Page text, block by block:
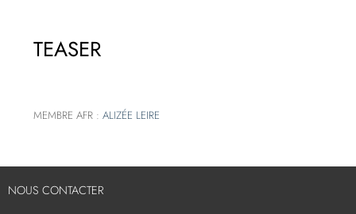
TEASER
MEMBRE AFR :ALIZÉE LEIRE
NOUS CONTACTER